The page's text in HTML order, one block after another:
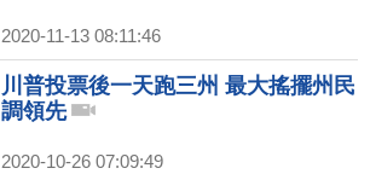
2020-11-13 08:11:46
川普投票後一天跑三州 最大搖擺州民
調領先
2020-10-26 07:09:49